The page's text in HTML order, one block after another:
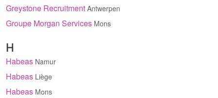
Greystone Recruitment Antwerpen
Groupe Morgan Services Mons
H
Habeas Namur
Habeas Liège
Habeas Mons